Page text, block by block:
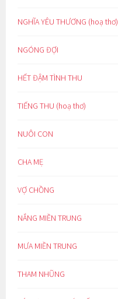
NGHĨA YÊU THƯƠNG (hoạ thơ)
NGÓNG ĐỢI
HẾT ĐẬM TÌNH THU
TIẾNG THU (hoạ thơ)
NUÔI CON
CHA MẸ
VỢ CHỒNG
NẮNG MIỀN TRUNG
MƯA MIỀN TRUNG
THAM NHŨNG